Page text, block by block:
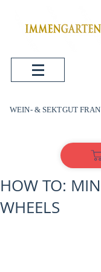
WEIN- & SEKTGUT
HOW TO:
WHEELS